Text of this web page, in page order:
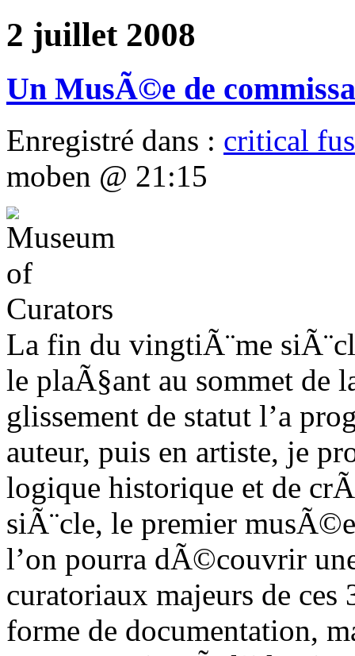
2 juillet 2008
Un MusÃ©e de
Enregistré dans : critical
moben @ 21:15
La fin du vingtiÃ¨me
le plaÃ§ant au sommet de
glissement de statut l’a
auteur, puis en artiste, je
logique historique et de
siÃ¨cle, le premier
l’on pourra dÃ©couvrir
curatoriaux majeurs de
forme de documentation,